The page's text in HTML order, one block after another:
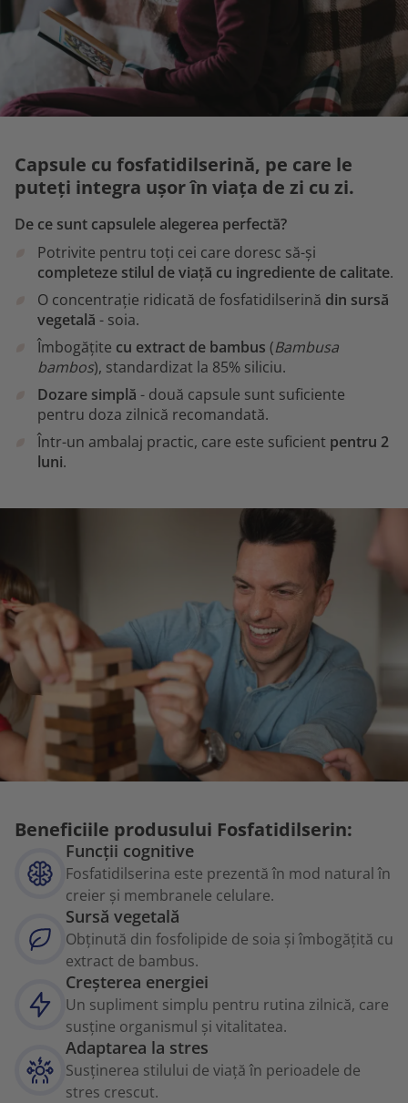
Capsule cu fosfatidilserină, pe care le
puteți integra ușor în viața de zi cu zi.
De ce sunt capsulele alegerea perfectă?
Potrivite pentru toți cei care doresc să-și
completeze stilul de viață cu ingrediente de calitate.
O concentrație ridicată de fosfatidilserină din sursă
vegetală - soia.
Îmbogățite cu extract de bambus (Bambusa
bambos), standardizat la 85% siliciu.
Dozare simplă - două capsule sunt suficiente
pentru doza zilnică recomandată.
Într-un ambalaj practic, care este suficient pentru 2
luni.
Beneficiile produsului Fosfatidilserin:
Funcții cognitive
Fosfatidilserina este prezentă în mod natural în
creier și membranele celulare.
Sursă vegetală
Obținută din fosfolipide de soia și îmbogățită cu
extract de bambus.
Creșterea energiei
Un supliment simplu pentru rutina zilnică, care
susține organismul și vitalitatea.
Adaptarea la stres
Susținerea stilului de viață în perioadele de
stres crescut.